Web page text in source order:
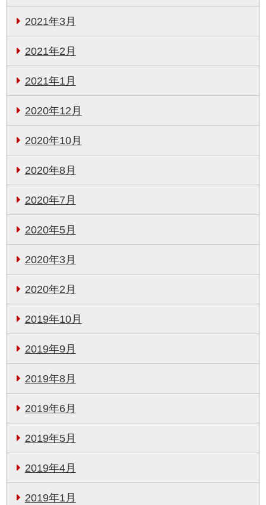
2021年3月
2021年2月
2021年1月
2020年12月
2020年10月
2020年8月
2020年7月
2020年5月
2020年3月
2020年2月
2019年10月
2019年9月
2019年8月
2019年6月
2019年5月
2019年4月
2019年1月